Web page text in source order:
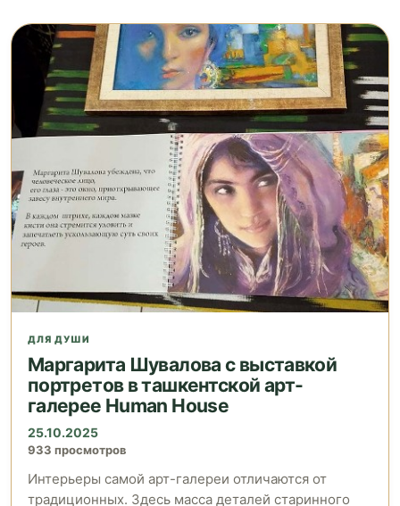
ДЛЯ ДУШИ
Маргарита Шувалова с выставкой
портретов в ташкентской арт-
галерее Human House
25.10.2025
933 просмотров
Интерьеры самой арт-галереи отличаются от
традиционных. Здесь масса деталей старинного